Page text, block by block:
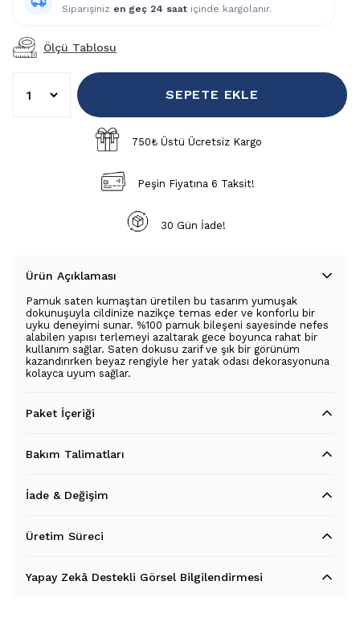
Siparişiniz en geç 24 saat içinde kargolanır.
Ölçü Tablosu
SEPETE EKLE
750₺ Üstü Ücretsiz Kargo
Peşin Fiyatına 6 Taksit!
30 Gün İade!
Ürün Açıklaması
Pamuk saten kumaştan üretilen bu tasarım yumuşak
dokunuşuyla cildinize nazikçe temas eder ve konforlu bir
uyku deneyimi sunar. %100 pamuk bileşeni sayesinde nefes
alabilen yapısı terlemeyi azaltarak gece boyunca rahat bir
kullanım sağlar. Saten dokusu zarif ve şık bir görünüm
kazandırırken beyaz rengiyle her yatak odası dekorasyonuna
kolayca uyum sağlar.
Paket İçeriği
Bakım Talimatları
İade & Değişim
Üretim Süreci
Yapay Zekâ Destekli Görsel Bilgilendirmesi